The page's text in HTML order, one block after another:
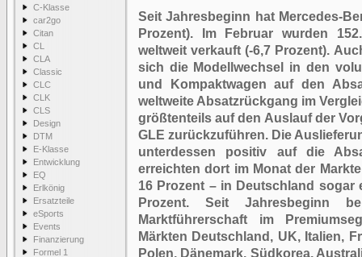
C-Klasse
car2go
Citan
CL
CLA
Classic
CLC
CLK
CLS
Design
DTM
E-Klasse
Entwicklung
EQ
Erlkönig
Ersatzteile
eSports
Events
Finanzierung
Formel 1
Seit Jahresbeginn hat Mercedes-
Prozent). Im Februar wurden
weltweit verkauft (-6,7 Prozent).
sich die Modellwechsel in den
und Kompaktwagen auf den
weltweite Absatzrückgang im
größtenteils auf den Auslauf der
GLE zurückzuführen. Die
unterdessen positiv auf die
erreichten dort im Monat der
16 Prozent – in Deutschland
Prozent. Seit Jahresbeginn
Marktführerschaft im
Märkten Deutschland, UK, Italien,
Polen, Dänemark, Südkorea,